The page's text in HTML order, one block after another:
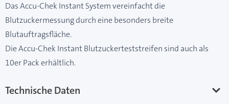
Das Accu-Chek Instant System vereinfacht die
Blutzuckermessung durch eine besonders breite
Blutauftragsfläche.
Die Accu-Chek Instant Blutzuckerteststreifen sind auch als
10er Pack erhältlich.
Technische Daten